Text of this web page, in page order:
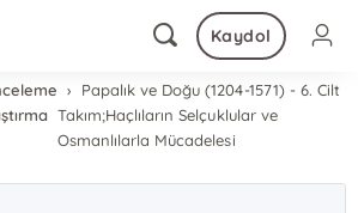
Kaydol
Papalık ve Doğu (1204-1571) - 6. Cilt
Takım;Haçlıların Selçuklular ve
Osmanlılarla Mücadelesi